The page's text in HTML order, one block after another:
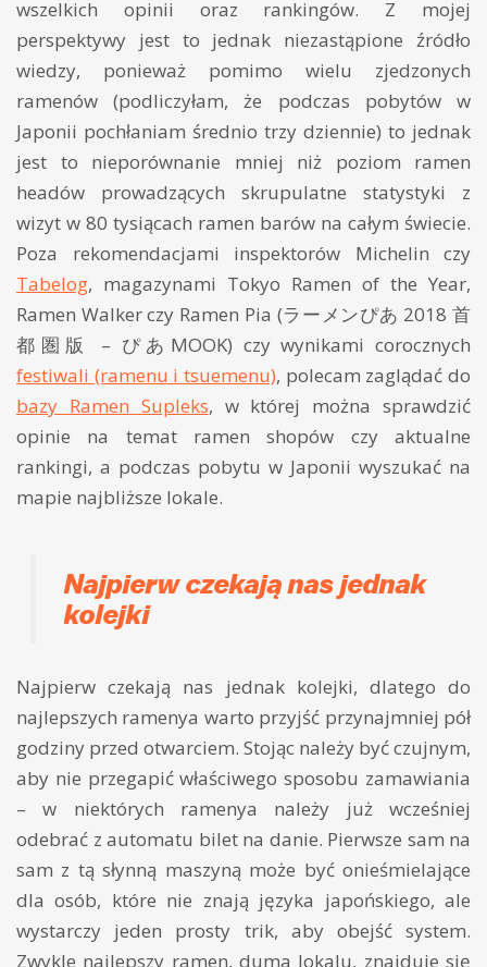
wszelkich opinii oraz rankingów. Z mojej
perspektywy jest to jednak niezastąpione źródło
wiedzy, ponieważ pomimo wielu zjedzonych
ramenów (podliczyłam, że podczas pobytów w
Japonii pochłaniam średnio trzy dziennie) to jednak
jest to nieporównanie mniej niż poziom ramen
headów prowadzących skrupulatne statystyki z
wizyt w 80 tysiącach ramen barów na całym świecie.
Poza rekomendacjami inspektorów Michelin czy
Tabelog, magazynami Tokyo Ramen of the Year,
Ramen Walker czy Ramen Pia (ラーメンぴあ 2018 首
都圏版 – ぴあMOOK) czy wynikami corocznych
festiwali (ramenu i tsuemenu), polecam zaglądać do
bazy Ramen Supleks, w której można sprawdzić
opinie na temat ramen shopów czy aktualne
rankingi, a podczas pobytu w Japonii wyszukać na
mapie najbliższe lokale.
Najpierw czekają nas jednak
kolejki
Najpierw czekają nas jednak kolejki, dlatego do
najlepszych ramenya warto przyjść przynajmniej pół
godziny przed otwarciem. Stojąc należy być czujnym,
aby nie przegapić właściwego sposobu zamawiania
– w niektórych ramenya należy już wcześniej
odebrać z automatu bilet na danie. Pierwsze sam na
sam z tą słynną maszyną może być onieśmielające
dla osób, które nie znają języka japońskiego, ale
wystarczy jeden prosty trik, aby obejść system.
Zwykle najlepszy ramen, duma lokalu, znajduje się